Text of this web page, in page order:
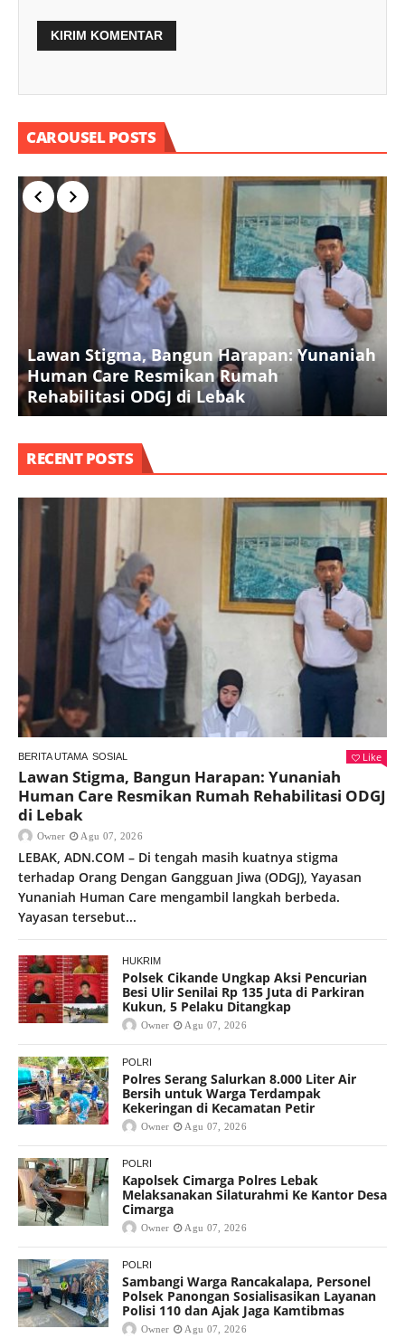
CAROUSEL POSTS
Lawan Stigma, Bangun Harapan: Yunaniah
Human Care Resmikan Rumah
Rehabilitasi ODGJ di Lebak
RECENT POSTS
BERITA UTAMA SOSIAL Like
Lawan Stigma, Bangun Harapan: Yunaniah
Human Care Resmikan Rumah Rehabilitasi ODGJ
di Lebak
Owner Agu 07, 2026
LEBAK, ADN.COM – Di tengah masih kuatnya stigma
terhadap Orang Dengan Gangguan Jiwa (ODGJ), Yayasan
Yunaniah Human Care mengambil langkah berbeda.
Yayasan tersebut...
HUKRIM
Polsek Cikande Ungkap Aksi Pencurian
Besi Ulir Senilai Rp 135 Juta di Parkiran
Kukun, 5 Pelaku Ditangkap
Owner Agu 07, 2026
POLRI
Polres Serang Salurkan 8.000 Liter Air
Bersih untuk Warga Terdampak
Kekeringan di Kecamatan Petir
Owner Agu 07, 2026
POLRI
Kapolsek Cimarga Polres Lebak
Melaksanakan Silaturahmi Ke Kantor Desa
Cimarga
Owner Agu 07, 2026
POLRI
Sambangi Warga Rancakalapa, Personel
Polsek Panongan Sosialisasikan Layanan
Polisi 110 dan Ajak Jaga Kamtibmas
Owner Agu 07, 2026